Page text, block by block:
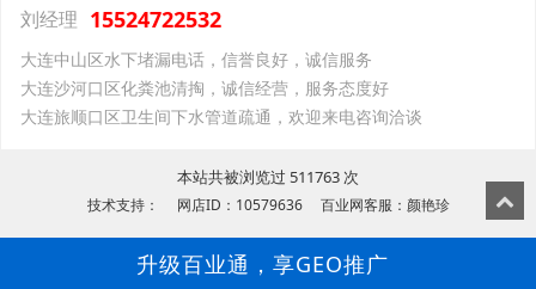
刘经理 15524722532
大连中山区水下堵漏电话，信誉良好，诚信服务
大连沙河口区化粪池清掏，诚信经营，服务态度好
大连旅顺口区卫生间下水管道疏通，欢迎来电咨询洽谈
本站共被浏览过 511763 次
技术支持： 网店ID：10579636 百业网客服：颜艳珍
升级百业通，享GEO推广